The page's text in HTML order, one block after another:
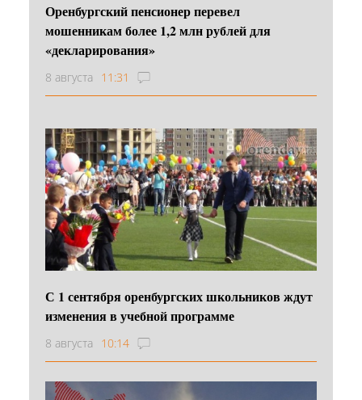
Оренбургский пенсионер перевел
мошенникам более 1,2 млн рублей для
«декларирования»
8 августа 11:31
С 1 сентября оренбургских школьников ждут
изменения в учебной программе
8 августа 10:14